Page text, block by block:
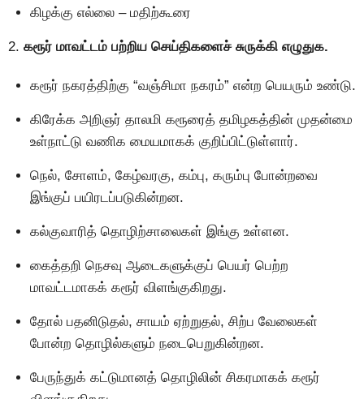
கிழக்கு எல்லை – மதிற்கூரை
2. கரூர் மாவட்டம் பற்றிய செய்திகளைச் சுருக்கி எழுதுக.
கரூர் நகரத்திற்கு “வஞ்சிமா நகரம்” என்ற பெயரும் உண்டு.
கிரேக்க அறிஞர் தாலமி கரூரைத் தமிழகத்தின் முதன்மை
உள்நாட்டு வணிக மையமாகக் குறிப்பிட்டுள்ளார்.
நெல், சோளம், கேழ்வரகு, கம்பு, கரும்பு போன்றவை
இங்குப் பயிரடப்படுகின்றன.
கல்குவாரித் தொழிற்சாலைகள் இங்கு உள்ளன.
கைத்தறி நெசவு ஆடைகளுக்குப் பெயர் பெற்ற
மாவட்டமாகக் கரூர் விளங்குகிறது.
தோல் பதனிடுதல், சாயம் ஏற்றுதல், சிற்ப வேலைகள்
போன்ற தொழில்களும் நடைபெறுகின்றன.
பேருந்துக் கட்டுமானத் தொழிலின் சிகரமாகக் கரூர்